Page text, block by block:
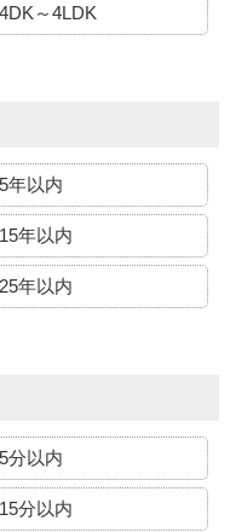
4DK～4LDK
5年以内
15年以内
25年以内
5分以内
15分以内